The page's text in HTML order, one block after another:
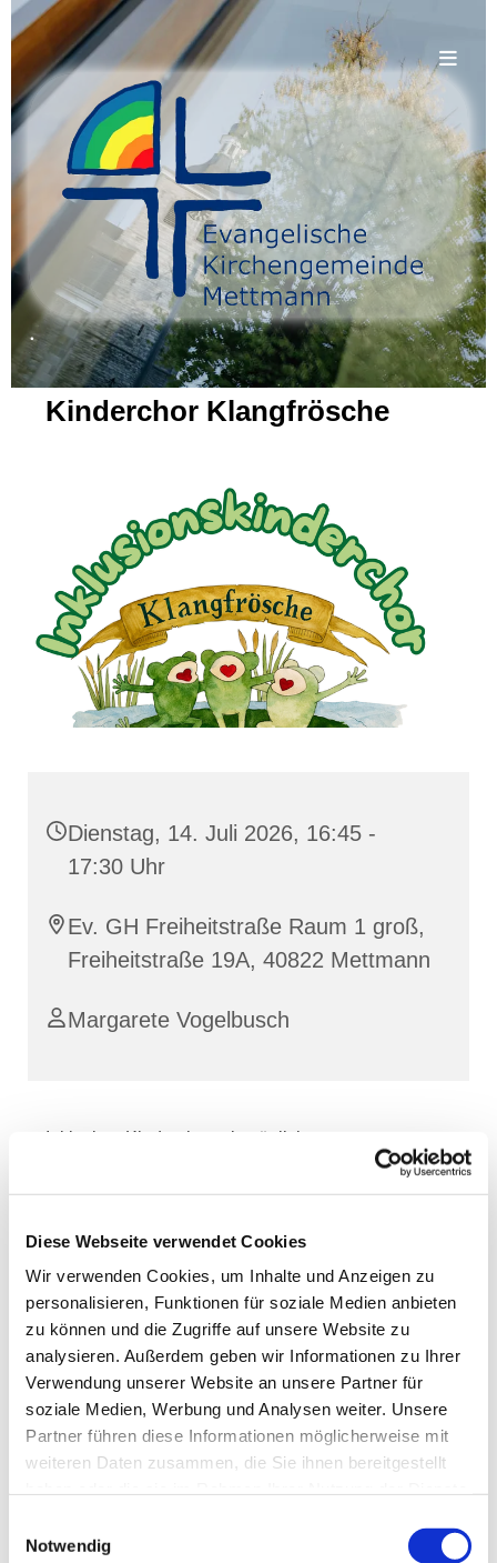
Diese Webseite verwendet Cookies
Wir verwenden Cookies, um Inhalte und Anzeigen zu
personalisieren, Funktionen für soziale Medien anbieten
zu können und die Zugriffe auf unsere Website zu
analysieren. Außerdem geben wir Informationen zu Ihrer
Verwendung unserer Website an unsere Partner für
soziale Medien, Werbung und Analysen weiter. Unsere
Partner führen diese Informationen möglicherweise mit
weiteren Daten zusammen, die Sie ihnen bereitgestellt
Notwendig
.
Kinderchor Klangfrösche
Dienstag, 14. Juli 2026, 16:45 -
17:30 Uhr
Ev. GH Freiheitstraße Raum 1 groß,
Freiheitstraße 19A, 40822 Mettmann
Margarete Vogelbusch
Inklusiver Kinderchor mit möglicher